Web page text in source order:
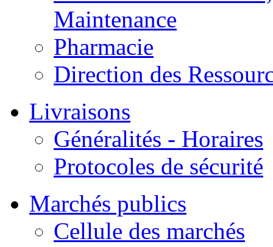
Maintenance
Pharmacie
Direction des
Livraisons
Généralités - Horaires
Protocoles de sécurité
Marchés publics
Cellule des marchés